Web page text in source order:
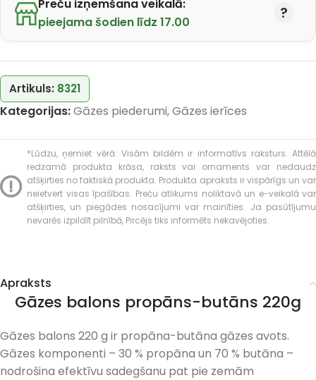
Preču izņemšana veikalā:
pieejama šodien līdz 17.00
Artikuls: 8321
Kategorijas:Gāzes piederumi,Gāzes ierīces
*Lūdzu, ņemiet vērā: Visām bildēm ir informatīvs raksturs. Attēlā
redzamā produkta krāsa, raksts vai ornaments var nedaudz
atšķirties no faktiskā produkta. Produkta apraksts ir vispārīgs un var
neietvert visas īpašības. Preču atlikums noliktavā un e-veikalā var
atšķirties, un piegādes nosacījumi var mainīties. Ja pasūtījumu
nevarēs izpildīt pilnībā, Pircējs tiks informēts nekavējoties.
Apraksts
Gāzes balons propāns-butāns 220g
Gāzes balons 220 g ir propāna-butāna gāzes avots.
Gāzes komponenti – 30 % propāna un 70 % butāna –
nodrošina efektīvu sadegšanu pat pie zemām